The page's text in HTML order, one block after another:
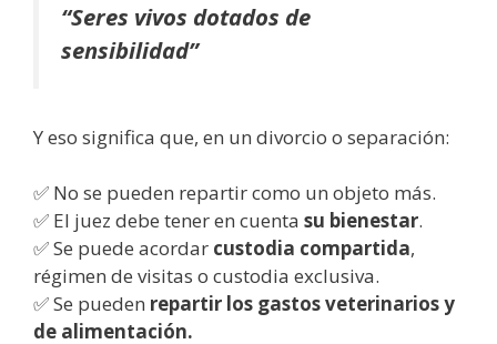
“Seres vivos dotados de
sensibilidad”
Y eso significa que, en un divorcio o separación:
✅ No se pueden repartir como un objeto más.
✅ El juez debe tener en cuenta su bienestar.
✅ Se puede acordar custodia compartida,
régimen de visitas o custodia exclusiva.
✅ Se pueden repartir los gastos veterinarios y
de alimentación.